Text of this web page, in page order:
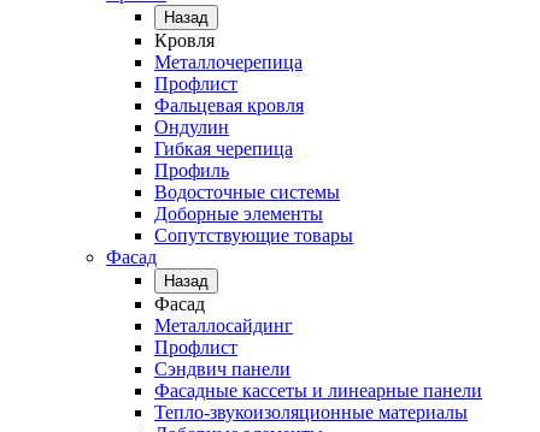
Назад
Кровля
Металлочерепица
Профлист
Фальцевая кровля
Ондулин
Гибкая черепица
Профиль
Водосточные системы
Доборные элементы
Сопутствующие товары
Фасад
Назад
Фасад
Металлосайдинг
Профлист
Сэндвич панели
Фасадные кассеты и линеарные панели
Тепло-звукоизоляционные материалы